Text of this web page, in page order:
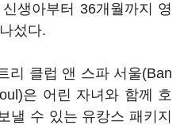
생아부터 36개월까지 영
섰다.
리 클럽 앤 스파 서울(Ban
은 어린 자녀와 함께 호
낼 수 있는 유캉스 패키지